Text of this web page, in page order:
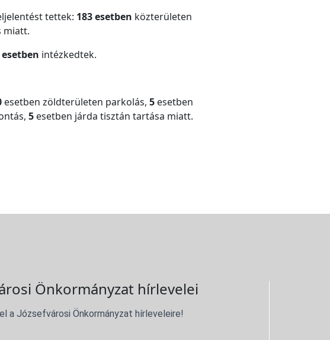
tettek: 183 esetben közterületen
miatt.
esetben intézkedtek.
esetben zöldterületen parkolás, 5 esetben
5 esetben járda tisztán tartása miatt.
Önkormányzat hírlevelei
a Józsefvárosi Önkormányzat hírleveleire!